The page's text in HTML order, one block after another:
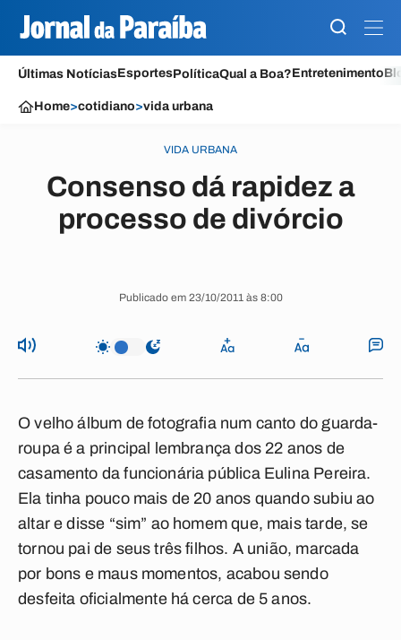
Últimas NotíciasEsportesPolíticaQual a Boa?Entretenimento
Home>cotidiano>vida urbana
VIDA URBANA
Consenso dá rapidez a
processo de divórcio
Publicado em 23/10/2011 às 8:00
O velho álbum de fotografia num canto do guarda-
roupa é a principal lembrança dos 22 anos de
casamento da funcionária pública Eulina Pereira.
Ela tinha pouco mais de 20 anos quando subiu ao
altar e disse “sim” ao homem que, mais tarde, se
tornou pai de seus três filhos. A união, marcada
por bons e maus momentos, acabou sendo
desfeita oficialmente há cerca de 5 anos.